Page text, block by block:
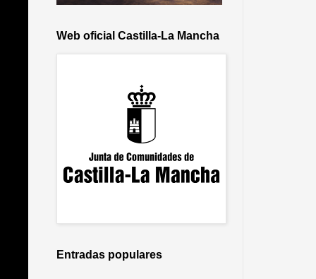
Web oficial Castilla-La Mancha
Entradas populares